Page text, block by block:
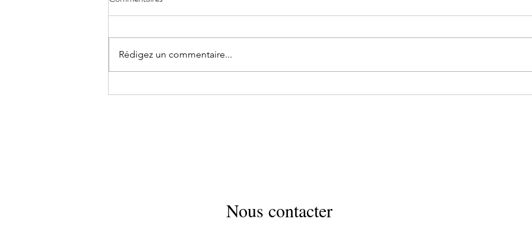
simples sur le vieillissement
inversé ont été abordés dans le
La
Rédigez un commentaire...
Nous contacter